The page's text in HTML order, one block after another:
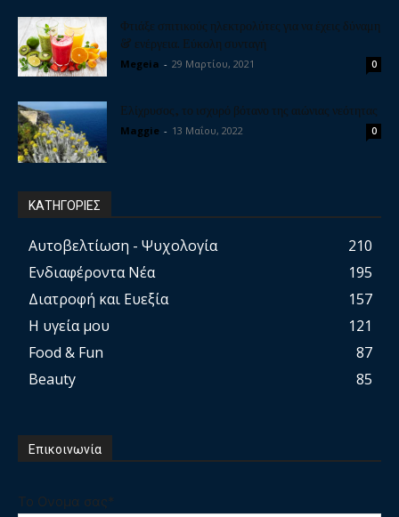
Φτιάξε σπιτικούς ηλεκτρολύτες για να έχεις δύναμη
& ενέργεια. Εύκολη συνταγή
Megeia - 29 Μαρτίου, 2021 0
Ελίχρυσος, το ισχυρό βότανο της αιώνιας νεότητας
Maggie - 13 Μαΐου, 2022 0
ΚΑΤΗΓΟΡΙΕΣ
Αυτοβελτίωση - Ψυχολογία
210
Ενδιαφέροντα Νέα
195
Διατροφή και Ευεξία
157
Η υγεία μου
121
Food & Fun
87
Beauty
85
Επικοινωνία
Το Ονομα σας*